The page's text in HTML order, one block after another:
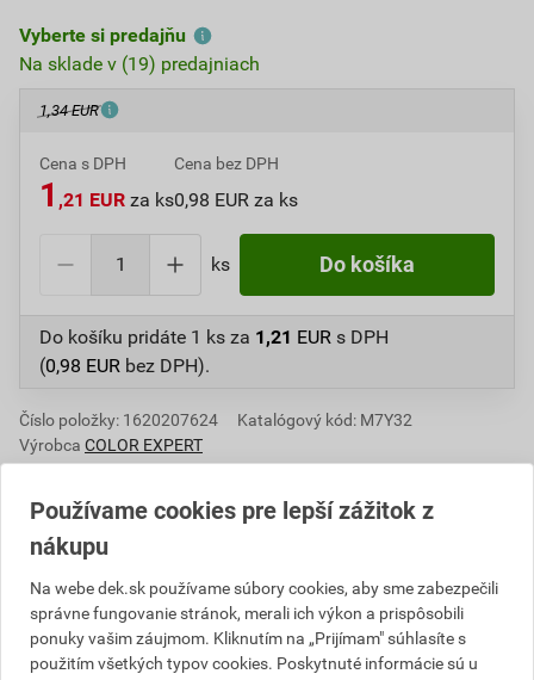
Vyberte si predajňu
Na sklade v (19) predajniach
1,34 EUR
Cena s DPH
1 ,21 EUR za ks
Cena bez DPH
0,98 EUR za ks
ks Do košíka
Do košíku pridáte 1 ks za 1,21 EUR s DPH
(0,98 EUR bez DPH).
Číslo položky: 1620207624
Katalógový kód: M7Y32
Výrobca COLOR EXPERT
Informácie o cene
Aktuálna predajná cena po zľave 10% z cenníkovej
ceny
Používame cookies pre lepší zážitok z
nákupu
Na webe dek.sk používame súbory cookies, aby sme zabezpečili
správne fungovanie stránok, merali ich výkon a prispôsobili
ponuky vašim záujmom. Kliknutím na „Prijímam" súhlasíte s
použitím všetkých typov cookies. Poskytnuté informácie sú u